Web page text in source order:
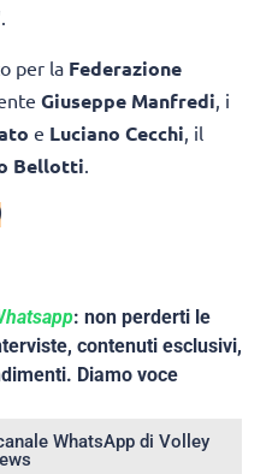
per la Federazione
Giuseppe Manfredi , i
e Luciano Cecchi , il
Bellotti
: non perderti le
contenuti esclusivi,
Diamo voce
WhatsApp di Volley